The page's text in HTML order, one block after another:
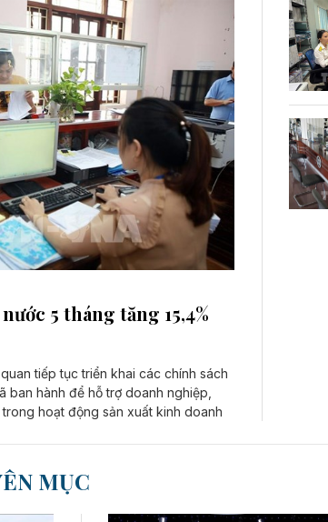
5 tháng tăng 15,4%
tiếp tục triển khai các chính sách
ban hành để hỗ trợ doanh nghiệp,
hoạt động sản xuất kinh doanh
MỤC